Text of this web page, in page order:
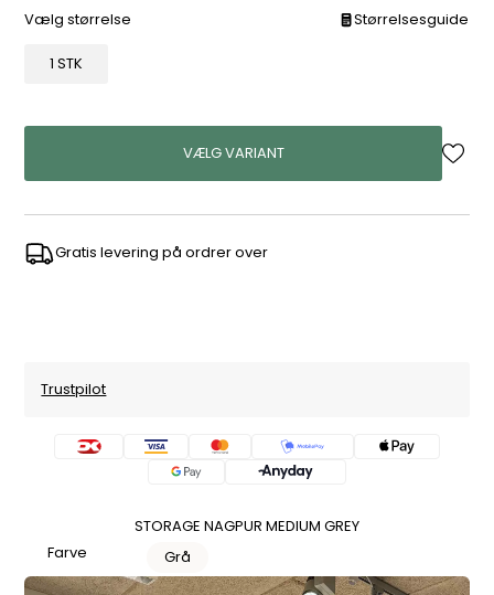
Vælg størrelse Størrelsesguide
1 STK
VÆLG VARIANT
Gratis levering på ordrer over
Trustpilot
STORAGE NAGPUR MEDIUM GREY
Farve
Grå